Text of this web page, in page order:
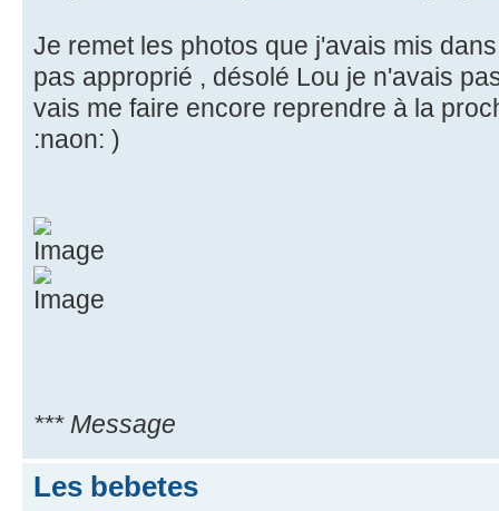
Je remet les photos que j'avais mis
pas approprié , désolé Lou je n'avais
vais me faire encore reprendre à la
:naon: )
*** Message
Les bebetes